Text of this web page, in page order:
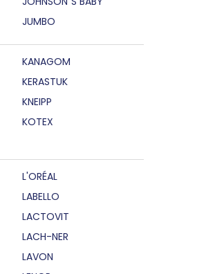
JUMBO
KANAGOM
KERASTUK
KNEIPP
KOTEX
L'ORÉAL
LABELLO
LACTOVIT
LACH-NER
LAVON